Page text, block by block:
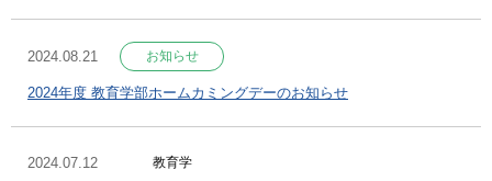
2024.08.21 お知らせ
2024年度 教育学部ホームカミングデーのお知らせ
2024.07.12 教育学